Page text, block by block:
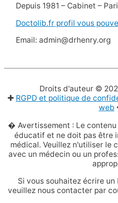
Depuis 1981 – Cabinet –
Doctolib.fr profil vous
Email: admin@drhenry.org
Droits d'auteur ©
✚ RGPD et politique de
web
� Avertissement : Le
éducatif et ne doit pas être
médical. Veuillez n'utiliser le
avec un médecin ou un
Si vous souhaitez écrire
veuillez nous contacter par